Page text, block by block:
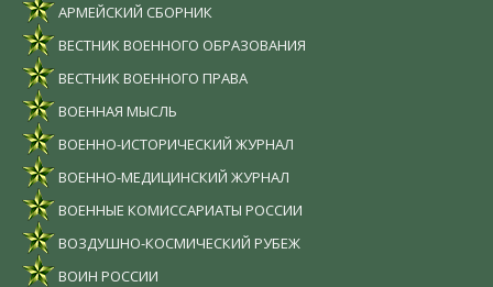
АРМЕЙСКИЙ СБОРНИК
ВЕСТНИК ВОЕННОГО ОБРАЗОВАНИЯ
ВЕСТНИК ВОЕННОГО ПРАВА
ВОЕННАЯ МЫСЛЬ
ВОЕННО-ИСТОРИЧЕСКИЙ ЖУРНАЛ
ВОЕННО-МЕДИЦИНСКИЙ ЖУРНАЛ
ВОЕННЫЕ КОМИССАРИАТЫ РОССИИ
ВОЗДУШНО-КОСМИЧЕСКИЙ РУБЕЖ
ВОИН РОССИИ